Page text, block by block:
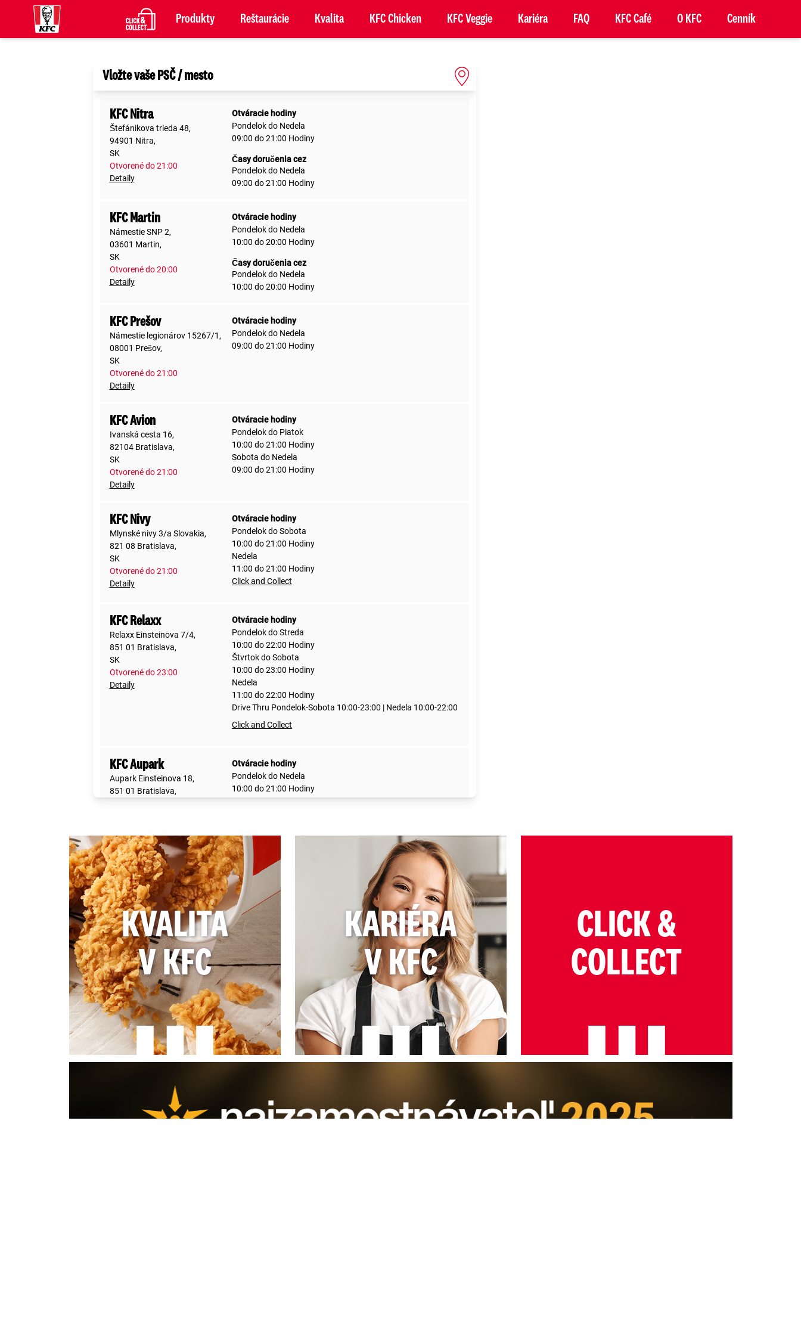
Produkty Reštaurácie Kvalita KFC Chicken KFC Veggie Kariéra FAQ KFC Café O KFC Cenník
Vložte vaše PSČ / mesto
KFC Nitra
Štefánikova trieda 48,
94901 Nitra,
SK
Otvorené do 21:00
Detaily
Otváracie hodiny
Pondelok do Nedela
09:00 do 21:00 Hodiny
Časy doručenia cez
Pondelok do Nedela
09:00 do 21:00 Hodiny
KFC Martin
Námestie SNP 2,
03601 Martin,
SK
Otvorené do 20:00
Detaily
Otváracie hodiny
Pondelok do Nedela
10:00 do 20:00 Hodiny
Časy doručenia cez
Pondelok do Nedela
10:00 do 20:00 Hodiny
KFC Prešov
Námestie legionárov 15267/1,
08001 Prešov,
SK
Otvorené do 21:00
Detaily
Otváracie hodiny
Pondelok do Nedela
09:00 do 21:00 Hodiny
KFC Avion
Ivanská cesta 16,
82104 Bratislava,
SK
Otvorené do 21:00
Detaily
Otváracie hodiny
Pondelok do Piatok
10:00 do 21:00 Hodiny
Sobota do Nedela
09:00 do 21:00 Hodiny
KFC Nivy
Mlynské nivy 3/a Slovakia,
821 08 Bratislava,
SK
Otvorené do 21:00
Detaily
Otváracie hodiny
Pondelok do Sobota
10:00 do 21:00 Hodiny
Nedela
11:00 do 21:00 Hodiny
Click and Collect
KFC Relaxx
Relaxx Einsteinova 7/4,
851 01 Bratislava,
SK
Otvorené do 23:00
Detaily
Otváracie hodiny
Pondelok do Streda
10:00 do 22:00 Hodiny
Štvrtok do Sobota
10:00 do 23:00 Hodiny
Nedela
11:00 do 22:00 Hodiny
Drive Thru Pondelok-Sobota 10:00-23:00 | Nedela 10:00-22:00
Click and Collect
KFC Aupark
Aupark Einsteinova 18,
851 01 Bratislava,
Otváracie hodiny
Pondelok do Nedela
10:00 do 21:00 Hodiny
10:00 do 21:00 Hodiny
KFC Banska Bystrica Drive
Zvolenska Cesta 15776 - 6A,
97401 Banska Bystrica,
SK
Otvorené do 22:00
Detaily
Otváracie hodiny
Pondelok do Nedela
10:00 do 22:00 Hodiny
Časy doručenia cez
Pondelok do Nedela
10:00 do 22:00 Hodiny
KFC Bory Mall
Bory Mall Lamač 6780,
841 03 Bratislava,
SK
Otvorené do 21:00
Detaily
Otváracie hodiny
Pondelok do Nedela
10:00 do 21:00 Hodiny
Click and Collect
Časy doručenia cez Bolt / Wolt
Foodpanda
Pondelok do Nedela
KFC Európa SC
Európa SC Na Troskách 25,
Otváracie hodiny
Pondelok do Nedela
KVALITA
V KFC
KARIÉRA
V KFC
CLICK &
COLLECT